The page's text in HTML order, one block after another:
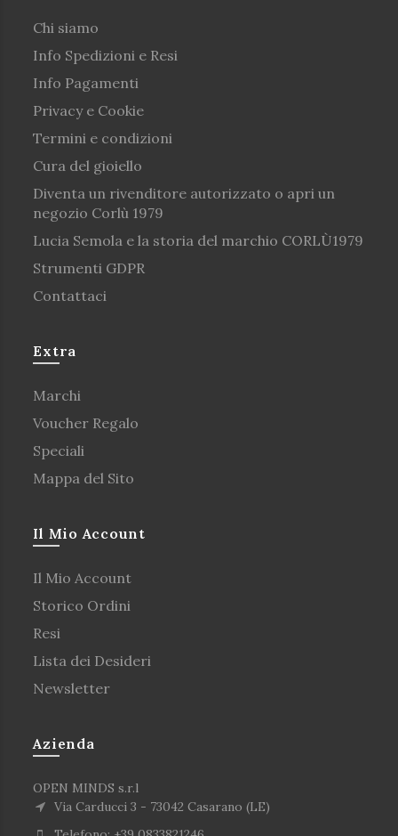
Chi siamo
Info Spedizioni e Resi
Info Pagamenti
Privacy e Cookie
Termini e condizioni
Cura del gioiello
Diventa un rivenditore autorizzato o apri un
negozio Corlù 1979
Lucia Semola e la storia del marchio CORLÙ1979
Strumenti GDPR
Contattaci
Extra
Marchi
Voucher Regalo
Speciali
Mappa del Sito
Il Mio Account
Il Mio Account
Storico Ordini
Resi
Lista dei Desideri
Newsletter
Azienda
OPEN MINDS s.r.l
Via Carducci 3 - 73042 Casarano (LE)